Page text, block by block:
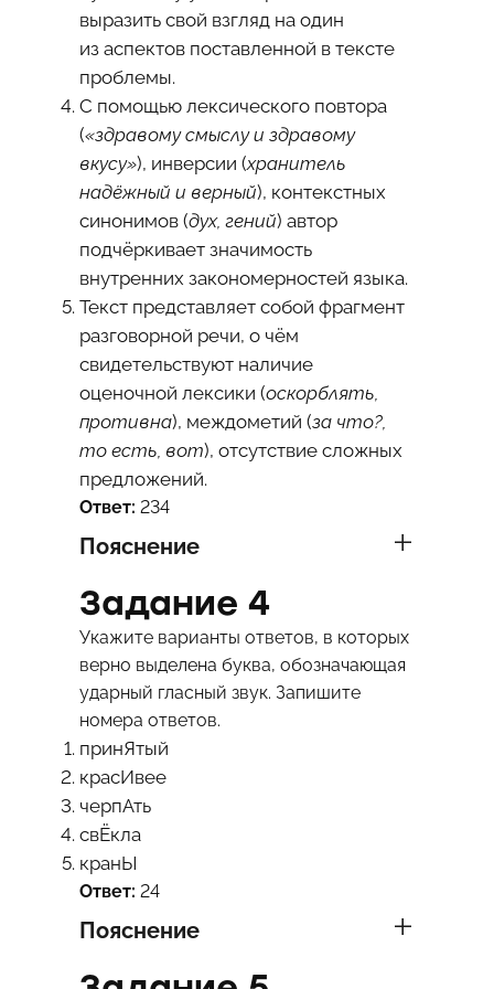
выразить свой взгляд на один
из аспектов поставленной в тексте
проблемы.
С помощью лексического повтора
(«здравому смыслу и здравому
вкусу»), инверсии (хранитель
надёжный и верный), контекстных
синонимов (дух, гений) автор
подчёркивает значимость
внутренних закономерностей языка.
Текст представляет собой фрагмент
разговорной речи, о чём
свидетельствуют наличие
оценочной лексики (оскорблять,
противна), междометий (за что?,
то есть, вот), отсутствие сложных
предложений.
Ответ: 234
Пояснение
Задание 4
Укажите варианты ответов, в которых
верно выделена буква, обозначающая
ударный гласный звук. Запишите
номера ответов.
принЯтый
красИвее
черпАть
свЁкла
кранЫ
Ответ: 24
Пояснение